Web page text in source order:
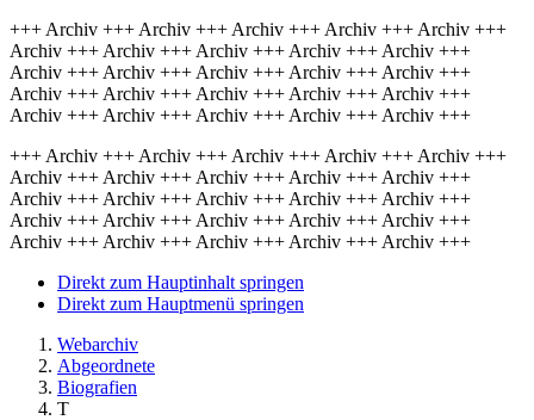
+++ Archiv +++ Archiv +++ Archiv +++ Archiv +++ Archiv +++
Archiv +++ Archiv +++ Archiv +++ Archiv +++ Archiv +++
Archiv +++ Archiv +++ Archiv +++ Archiv +++ Archiv +++
Archiv +++ Archiv +++ Archiv +++ Archiv +++ Archiv +++
Archiv +++ Archiv +++ Archiv +++ Archiv +++ Archiv +++
+++ Archiv +++ Archiv +++ Archiv +++ Archiv +++ Archiv +++
Archiv +++ Archiv +++ Archiv +++ Archiv +++ Archiv +++
Archiv +++ Archiv +++ Archiv +++ Archiv +++ Archiv +++
Archiv +++ Archiv +++ Archiv +++ Archiv +++ Archiv +++
Archiv +++ Archiv +++ Archiv +++ Archiv +++ Archiv +++
Direkt zum Hauptinhalt springen
Direkt zum Hauptmenü springen
Webarchiv
Abgeordnete
Biografien
T